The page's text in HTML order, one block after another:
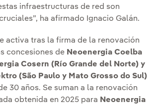
infraestructuras de red son
ha afirmado Ignacio Galán.
activa tras la firma de la renovación
concesiones de Neoenergia Coelba
Cosern (Río Grande del Norte) y
(São Paulo y Mato Grosso do Sul)
30 años. Se suman a la renovación
obtenida en 2025 para Neoenergia